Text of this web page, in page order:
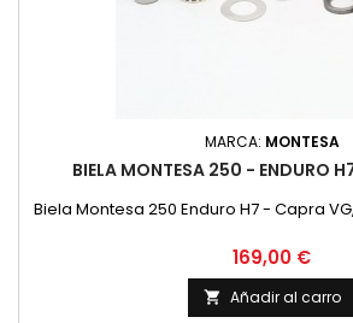
MARCA: MONTESA
BIELA MONTESA 250 - ENDURO
Biela Montesa 250 Enduro H7 - Capra
Precio
169,00 €
 Añadir al carro